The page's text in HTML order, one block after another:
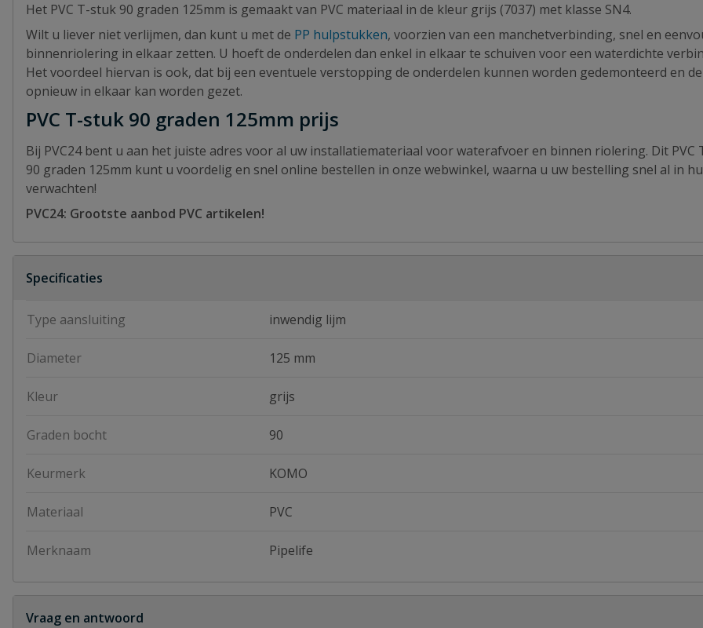
Het PVC T-stuk 90 graden 125mm is gemaakt van PVC materiaal in de kleur grijs (7037) met klasse SN4.
Wilt u liever niet verlijmen, dan kunt u met de PP hulpstukken, voorzien van een manchetverbinding, snel en
binnenriolering in elkaar zetten. U hoeft de onderdelen dan enkel in elkaar te schuiven voor een waterdichte
Het voordeel hiervan is ook, dat bij een eventuele verstopping de onderdelen kunnen worden gedemonteerd en
opnieuw in elkaar kan worden gezet.
PVC T-stuk 90 graden 125mm prijs
Bij PVC24 bent u aan het juiste adres voor al uw installatiemateriaal voor waterafvoer en binnen riolering. Dit PVC
90 graden 125mm kunt u voordelig en snel online bestellen in onze webwinkel, waarna u uw bestelling snel al in
verwachten!
PVC24: Grootste aanbod PVC artikelen!
Specificaties
Type aansluiting inwendig lijm
Diameter 125 mm
Kleur grijs
Graden bocht 90
Keurmerk KOMO
Materiaal PVC
Merknaam Pipelife
Vraag en antwoord